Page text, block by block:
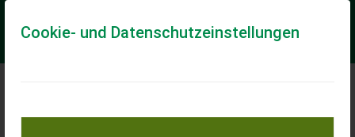
Cookie- und Datenschutzeinstellungen
Meine Transportkostenanfrage